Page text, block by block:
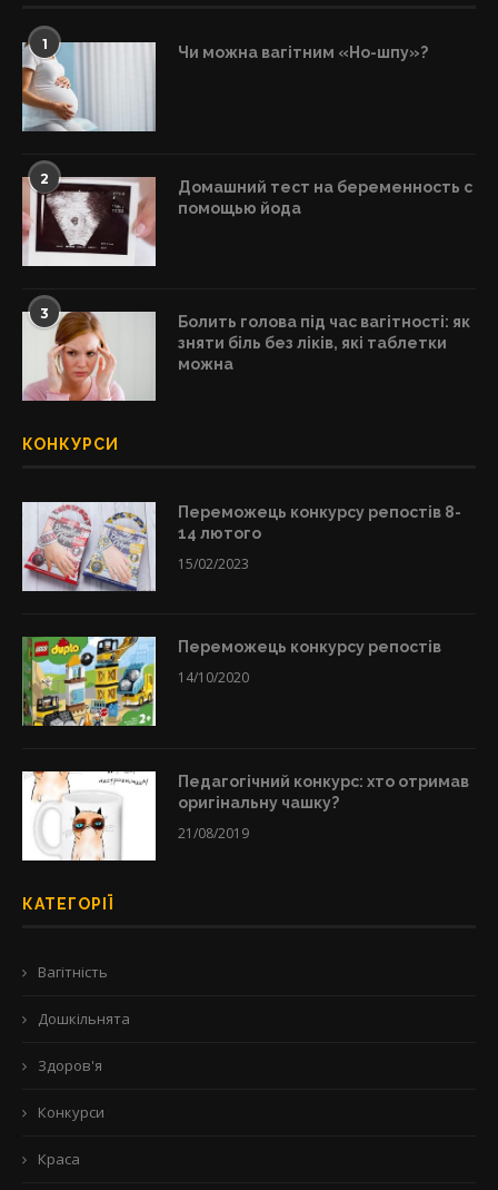
1 Чи можна вагітним «Но-шпу»?
2
Домашний тест на беременность с
помощью йода
3
Болить голова під час вагітності: як
зняти біль без ліків, які таблетки
можна
КОНКУРСИ
Переможець конкурсу репостів 8-
14 лютого
15/02/2023
Переможець конкурсу репостів
14/10/2020
Педагогічний конкурс: хто отримав
оригінальну чашку?
21/08/2019
КАТЕГОРІЇ
Вагітність
Дошкільнята
Здоров'я
Конкурси
Краса